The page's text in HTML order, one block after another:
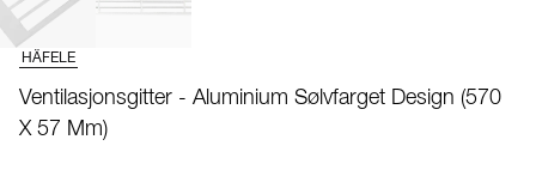
HÄFELE
Ventilasjonsgitter - Aluminium Sølvfarget Design (570
X 57 Mm)